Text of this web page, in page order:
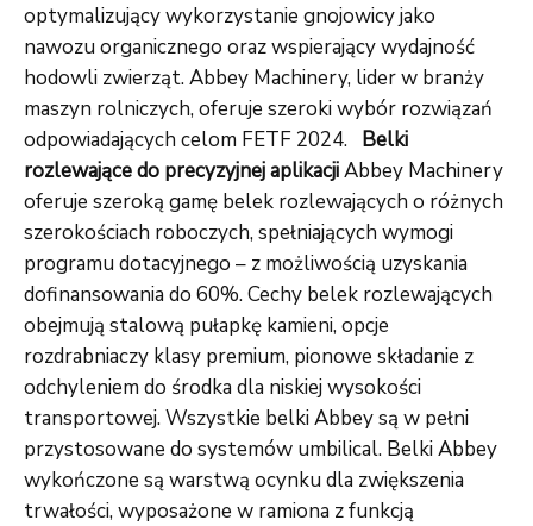
optymalizujący wykorzystanie gnojowicy jako
nawozu organicznego oraz wspierający wydajność
hodowli zwierząt. Abbey Machinery, lider w branży
maszyn rolniczych, oferuje szeroki wybór rozwiązań
odpowiadających celom FETF 2024. Belki
rozlewające do precyzyjnej aplikacjiAbbey Machinery
oferuje szeroką gamę belek rozlewających o różnych
szerokościach roboczych, spełniających wymogi
programu dotacyjnego – z możliwością uzyskania
dofinansowania do 60%. Cechy belek rozlewających
obejmują stalową pułapkę kamieni, opcje
rozdrabniaczy klasy premium, pionowe składanie z
odchyleniem do środka dla niskiej wysokości
transportowej. Wszystkie belki Abbey są w pełni
przystosowane do systemów umbilical. Belki Abbey
wykończone są warstwą ocynku dla zwiększenia
trwałości, wyposażone w ramiona z funkcją